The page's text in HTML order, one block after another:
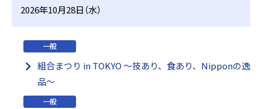
2026年10月28日（水）
一般
組合まつり in TOKYO ～技あり、食あり、Nipponの逸
品～
一般